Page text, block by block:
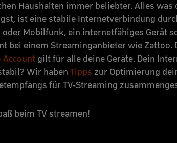
Haushalten immer beliebter. Alles was
ist eine stabile Internetverbindung
oder Mobilfunk, ein internetfähiges Gerät
bei einem Streaminganbieter wie Zattoo.
Account gilt für alle deine Geräte. Dein
Wir haben Tipps zur Optimierung
für TV-Streaming
beim TV streamen!